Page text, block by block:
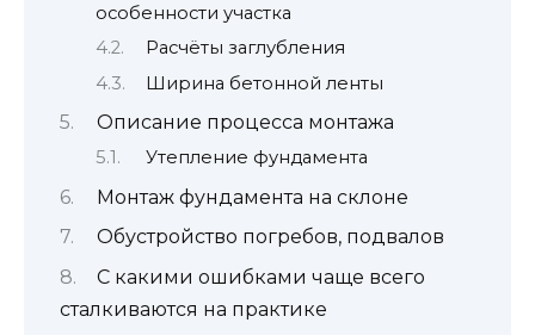
особенности участка
Расчёты заглубления
Ширина бетонной ленты
Описание процесса монтажа
Утепление фундамента
Монтаж фундамента на склоне
Обустройство погребов, подвалов
С какими ошибками чаще всего
сталкиваются на практике